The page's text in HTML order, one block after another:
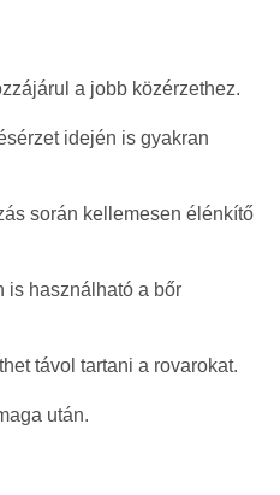
a jobb közérzethez.
idején is gyakran
során kellemesen élénkítő
is használható a bőr
távol tartani a rovarokat.
után.